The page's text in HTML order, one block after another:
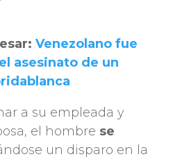
Venezolano fue
asesinato de un
a su empleada y
el hombre se
un disparo en la